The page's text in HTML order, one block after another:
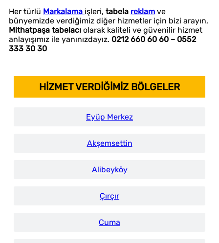
Her türlü Markalama işleri, tabela reklam ve
bünyemizde verdiğimiz diğer hizmetler için bizi arayın,
Mithatpaşa tabelacı olarak kaliteli ve güvenilir hizmet
anlayışımız ile yanınızdayız. 0212 660 60 60 – 0552
333 30 30
HİZMET VERDİĞİMİZ BÖLGELER
Eyüp Merkez
Akşemsettin
Alibeyköy
Çırçır
Cuma